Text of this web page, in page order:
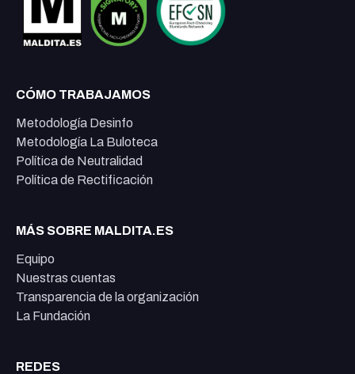
CÓMO TRABAJAMOS
Metodología Desinfo
Metodología La Buloteca
Política de Neutralidad
Política de Rectificación
MÁS SOBRE MALDITA.ES
Equipo
Nuestras cuentas
Transparencia de la organización
La Fundación
REDES